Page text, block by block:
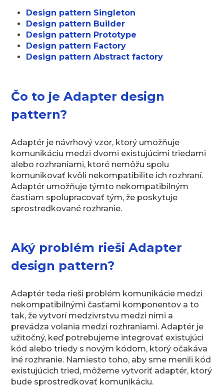
Design pattern Singleton
Design pattern Builder
Design pattern Prototype
Design pattern Factory
Design pattern Abstract factory
Čo to je Adapter design
pattern?
Adaptér je návrhový vzor, ktorý umožňuje
komunikáciu medzi dvomi existujúcimi triedami
alebo rozhraniami, ktoré nemôžu spolu
komunikovať kvôli nekompatibilite ich rozhraní.
Adaptér umožňuje týmto nekompatibilným
častiam spolupracovať tým, že poskytuje
sprostredkované rozhranie.
Aký problém rieši Adapter
design pattern?
Adaptér teda rieši problém komunikácie medzi
nekompatibilnými časťami komponentov a to
tak, že vytvorí medzivrstvu medzi nimi a
prevádza volania medzi rozhraniami. Adaptér je
užitočný, keď potrebujeme integrovať existujúci
kód alebo triedy s novým kódom, ktorý očakáva
iné rozhranie. Namiesto toho, aby sme menili kód
existujúcich tried, môžeme vytvoriť adaptér, ktorý
bude sprostredkovať komunikáciu.